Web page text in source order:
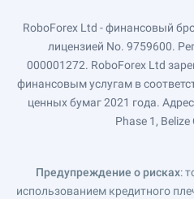
RoboForex Ltd - финансовый
лицензией No. 9759600.
000001272. RoboForex Ltd
финансовым услугам в
ценных бумаг 2021 года.
Phase 1, Belize
Предупреждение о рисках:
использованием кредитного